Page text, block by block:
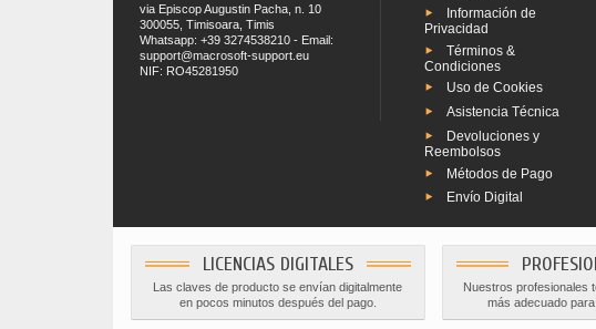
via Episcop Augustin Pacha, n. 10
300055, Timisoara, Timis
Whatsapp: +39 3274538210 - Email:
support@macrosoft-support.eu
NIF: RO45281950
Información de
Privacidad
Términos &
Condiciones
Uso de Cookies
Asistencia Técnica
Devoluciones y
Reembolsos
Métodos de Pago
Envío Digital
LICENCIAS DIGITALES
Las claves de producto se envían digitalmente
en pocos minutos después del pago.
Nuestros profesionales
más adecuado